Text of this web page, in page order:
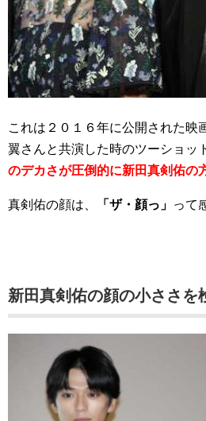
これは２０１６年に公開された映
翼さんと共演した時のツーショッ
のデカさが圧倒的に新田真剣佑の
真剣佑の顔は、 「ザ・顔っ」 って
新田真剣佑の顔の小ささを